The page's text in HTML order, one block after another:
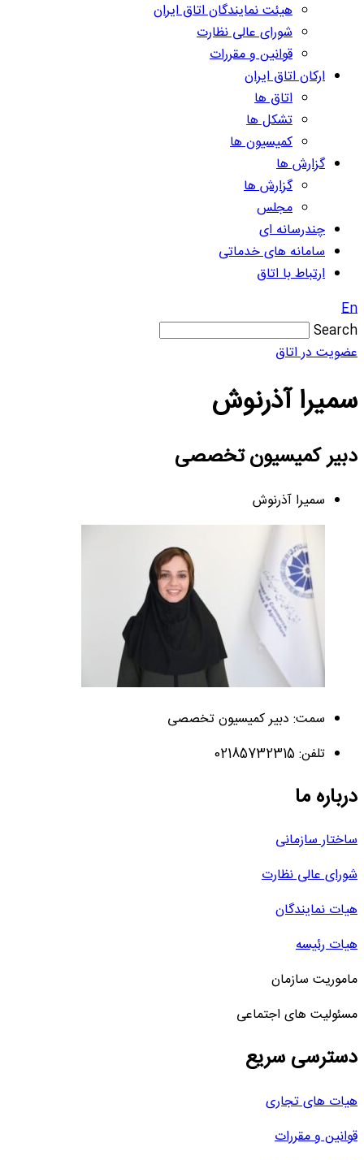
هیئت نمایندگان اتاق ایران
شورای عالی نظارت
قوانین و مقررات
ارکان اتاق ایران
اتاق ها
تشکل ها
کمیسیون ها
گزارش ها
گزارش ها
مجلس
چندرسانه ای
سامانه های خدماتی
ارتباط با اتاق
En
Search
عضویت در اتاق
سمیرا آذرنوش
دبیر کمیسیون تخصصی
سمیرا آذرنوش
سمت: دبیر کمیسیون تخصصی
تلفن: 02185732315
درباره ما
ساختار سازمانی
شورای عالی نظارت
هیات نمایندگان
هیات رئیسه
ماموریت سازمان
مسئولیت های اجتماعی
دسترسی سریع
هیات های تجاری
قوانین و مقررات